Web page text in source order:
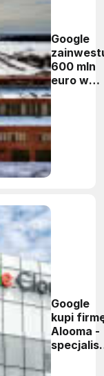
Google
600 mln
euro w
Google
kupi
Alooma -